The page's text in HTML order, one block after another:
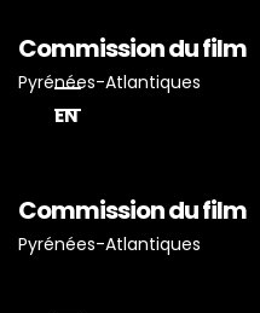
Commission du film
Pyrénées-Atlantiques
EN
Commission du film
Pyrénées-Atlantiques